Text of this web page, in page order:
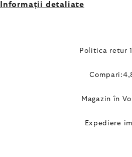
Informaţii detaliate
Politica retur
Magazin în
Expediere